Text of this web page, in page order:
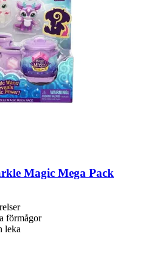
Magic Mega Pack
förmågor
leka